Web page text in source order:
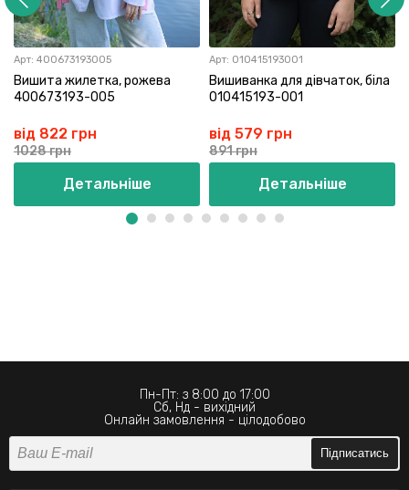
Арт: 400673193005
Вишита жилетка, рожева
400673193-005
від 822 грн
1028 грн
Детальніше
Арт: 010415193001
Вишиванка для дівчаток, біла
010415193-001
від 579 грн
891 грн
Детальніше
Пн-Пт: з 8:00 до 17:00
Сб, Нд - вихідний
Онлайн замовлення - цілодобово
Підписатись